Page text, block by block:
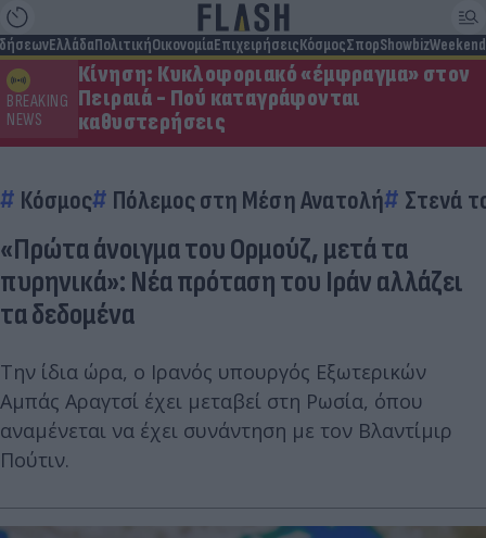
ΕλλάδαΠολιτικήΟικονομίαΕπιχειρήσειςΚόσμοςΣπορShowbizWeekend
BREAKING
NEWS
Κίνηση: Κυκλοφοριακό «έμφραγμα» στον
Πειραιά - Πού καταγράφονται
καθυστερήσεις
Κόσμος Πόλεμος στη Μέση Ανατολή Στενά
«Πρώτα άνοιγμα του Ορμούζ, μετά τα
πυρηνικά»: Νέα πρόταση του Ιράν αλλάζει
τα δεδομένα
Την ίδια ώρα, ο Ιρανός υπουργός Εξωτερικών
Αμπάς Αραγτσί έχει μεταβεί στη Ρωσία, όπου
αναμένεται να έχει συνάντηση με τον Βλαντίμιρ
Πούτιν.